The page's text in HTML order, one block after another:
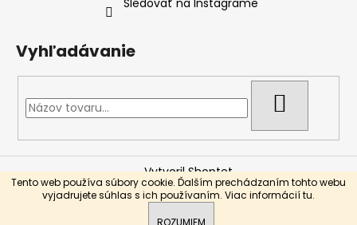
Tento web používa súbory cookie. Ďalším prechádzaním tohto webu
vyjadrujete súhlas s ich používaním. Viac informáciítu.
Sledovať na Instagrame
Vyhľadávanie
Vytvoril Shoptet
Copyright 2026Nicopod.Store. Všetky práva vyhradené.